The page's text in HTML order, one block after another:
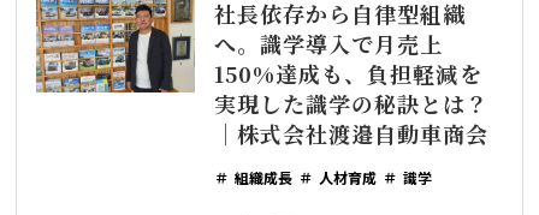
社長依存から自律型組織
へ。識学導入で月売上
150%達成も、負担軽減を
実現した識学の秘訣とは？
｜株式会社渡邉自動車商会
組織成長 人材育成 識学